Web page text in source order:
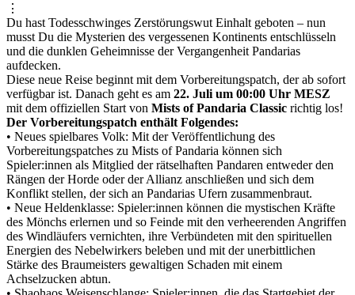
⋮
Du hast Todesschwinges Zerstörungswut Einhalt geboten – nun
musst Du die Mysterien des vergessenen Kontinents entschlüsseln
und die dunklen Geheimnisse der Vergangenheit Pandarias
aufdecken.
Diese neue Reise beginnt mit dem Vorbereitungspatch, der ab sofort
verfügbar ist. Danach geht es am 22. Juli um 00:00 Uhr MESZ
mit dem offiziellen Start von Mists of Pandaria Classic richtig los!
Der Vorbereitungspatch enthält Folgendes:
• Neues spielbares Volk: Mit der Veröffentlichung des
Vorbereitungspatches zu Mists of Pandaria können sich
Spieler:innen als Mitglied der rätselhaften Pandaren entweder den
Rängen der Horde oder der Allianz anschließen und sich dem
Konflikt stellen, der sich an Pandarias Ufern zusammenbraut.
• Neue Heldenklasse: Spieler:innen können die mystischen Kräfte
des Mönchs erlernen und so Feinde mit den verheerenden Angriffen
des Windläufers vernichten, ihre Verbündeten mit den spirituellen
Energien des Nebelwirkers beleben und mit der unerbittlichen
Stärke des Braumeisters gewaltigen Schaden mit einem
Achselzucken abtun.